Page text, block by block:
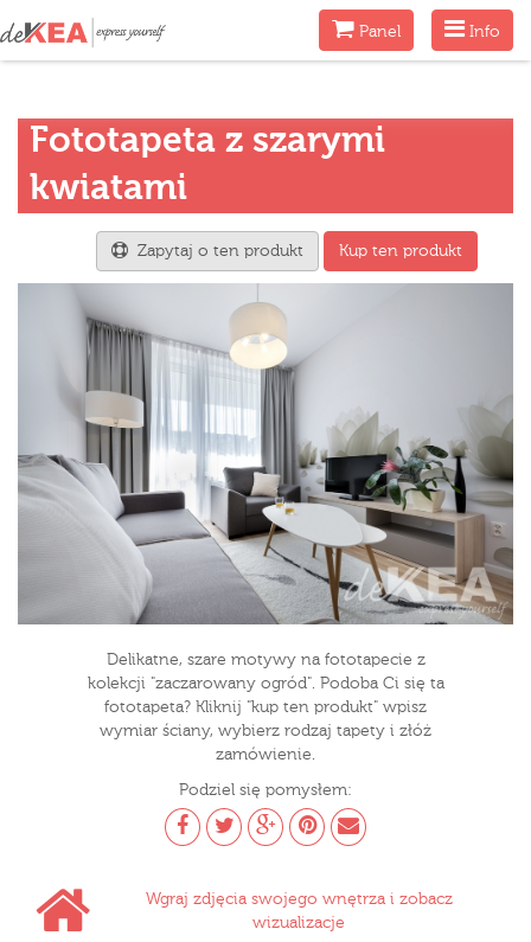
Menu
Info
MenuPanel
Fototapeta z szarymi
kwiatami
Zapytaj o ten produkt Kup ten produkt
Delikatne, szare motywy na fototapecie z
kolekcji "zaczarowany ogród". Podoba Ci się ta
fototapeta? Kliknij "kup ten produkt" wpisz
wymiar ściany, wybierz rodzaj tapety i złóż
zamówienie.
Podziel się pomysłem:
Wgraj zdjęcia swojego wnętrza i zobacz
wizualizacje